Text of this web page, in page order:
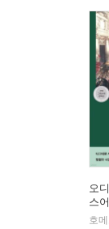
오
스